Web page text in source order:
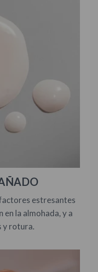
estresantes
la almohada, y a
y rotura.